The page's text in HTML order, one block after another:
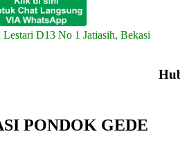
D13 No 1 Jatiasih, Bekasi
PONDOK GEDE